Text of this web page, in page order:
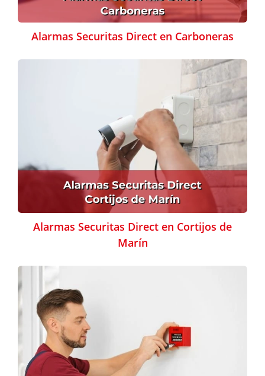
Alarmas Securitas Direct en Carboneras
Alarmas Securitas Direct en Cortijos de
Marín